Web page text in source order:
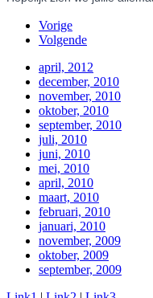
Vorige
Volgende
april, 2012
december, 2010
november, 2010
oktober, 2010
september, 2010
juli, 2010
juni, 2010
mei, 2010
april, 2010
maart, 2010
februari, 2010
januari, 2010
november, 2009
oktober, 2009
september, 2009